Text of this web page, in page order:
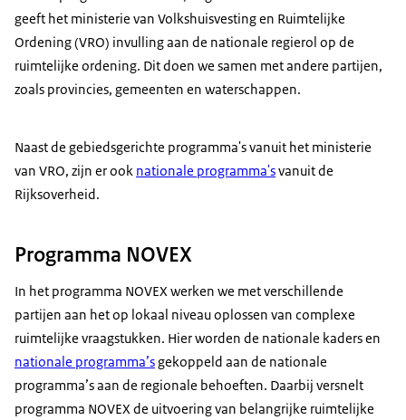
geeft het ministerie van Volkshuisvesting en Ruimtelijke
Ordening (VRO) invulling aan de nationale regierol op de
ruimtelijke ordening. Dit doen we samen met andere partijen,
zoals provincies, gemeenten en waterschappen.
Naast de gebiedsgerichte programma's vanuit het ministerie
van VRO, zijn er ook nationale programma'svanuit de
Rijksoverheid.
Programma NOVEX
In het programma NOVEX werken we met verschillende
partijen aan het op lokaal niveau oplossen van complexe
ruimtelijke vraagstukken. Hier worden de nationale kaders en
nationale programma’sgekoppeld aan de nationale
programma’s aan de regionale behoeften. Daarbij versnelt
programma NOVEX de uitvoering van belangrijke ruimtelijke